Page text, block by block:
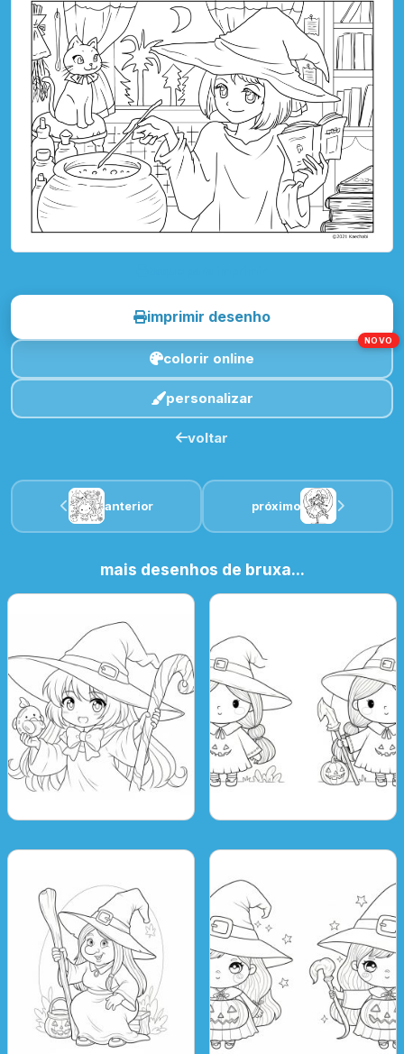
imprimir desenho
colorir online
NOVO
personalizar
voltar
anterior próximo
mais desenhos de bruxa...